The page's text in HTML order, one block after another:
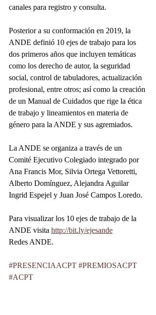
canales para registro y consulta.
Posterior a su conformación en 2019, la
ANDE definió 10 ejes de trabajo para los
dos primeros años que incluyen temáticas
como los derecho de autor, la seguridad
social, control de tabuladores, actualización
profesional, entre otros; así como la creación
de un Manual de Cuidados que rige la ética
de trabajo y lineamientos en materia de
género para la ANDE y sus agremiados.
La ANDE se organiza a través de un
Comité Ejecutivo Colegiado integrado por
Ana Francis Mor, Silvia Ortega Vettoretti,
Alberto Domínguez, Alejandra Aguilar
Ingrid Espejel y Juan José Campos Loredo.
Para visualizar los 10 ejes de trabajo de la
ANDE visita http://bit.ly/ejesande
Redes ANDE.
#PRESENCIAACPT #PREMIOSACPT
#ACPT